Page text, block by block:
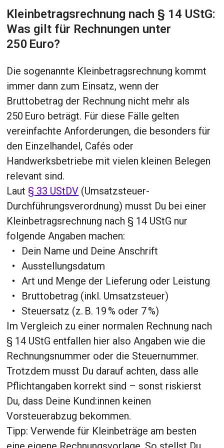
Kleinbetragsrechnung nach § 14 UStG:
Was gilt für Rechnungen unter
250 Euro?
Die sogenannte Kleinbetragsrechnung kommt
immer dann zum Einsatz, wenn der
Bruttobetrag der Rechnung nicht mehr als
250 Euro beträgt. Für diese Fälle gelten
vereinfachte Anforderungen, die besonders für
den Einzelhandel, Cafés oder
Handwerksbetriebe mit vielen kleinen Belegen
relevant sind.
Laut § 33 UStDV (Umsatzsteuer-
Durchführungsverordnung) musst Du bei einer
Kleinbetragsrechnung nach § 14 UStG nur
folgende Angaben machen:
Dein Name und Deine Anschrift
Ausstellungsdatum
Art und Menge der Lieferung oder Leistung
Bruttobetrag (inkl. Umsatzsteuer)
Steuersatz (z. B. 19 % oder 7 %)
Im Vergleich zu einer normalen Rechnung nach
§ 14 UStG entfallen hier also Angaben wie die
Rechnungsnummer oder die Steuernummer.
Trotzdem musst Du darauf achten, dass alle
Pflichtangaben korrekt sind – sonst riskierst
Du, dass Deine Kund:innen keinen
Vorsteuerabzug bekommen.
Tipp: Verwende für Kleinbeträge am besten